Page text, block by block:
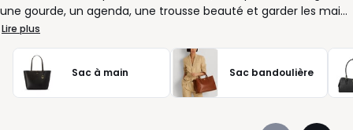
une gourde, un agenda, une trousse beauté et garder les mains
libres du matin au soir. Quand la journée s’enchaîne, vous avez
besoin d’un modèle pratique, agréable à porter et facile à
assortir. Format compact pour l’essentiel, version plus
spacieuse pour l’ordinateur et les dossiers, matière souple ou
tenue plus structurée : à vous de choisir selon votre rythme.
Lire plus
Sac à main Sac bandoulière